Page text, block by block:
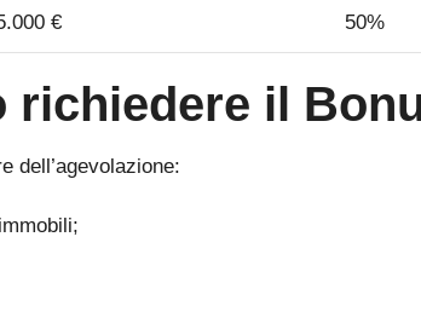
€ 50%
richiedere il
dell’agevolazione: